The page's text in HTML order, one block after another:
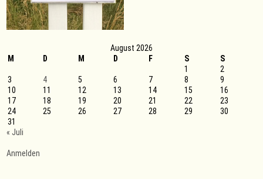
August 2026
M
D M D F S
S
1
2
3
4 5 6 7 8
9
10
11 12 13 14 15
16
17
18 19 20 21 22
23
24
25 26 27 28 29
30
31
« Juli
Anmelden